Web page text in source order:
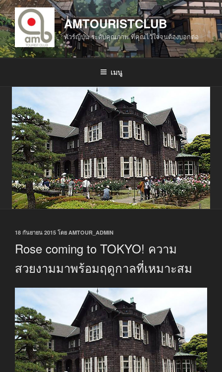
ข้าม
ไป
ยัง
บทความ
AMTOURISTCLUB
ทัวร์ญี่ปุ่น ระดับคุณภาพ ที่คุณไว้ใจจนต้องบอกต่อ
เมนู
เขียน
ที่
18 กันยายน 2015 โดย AMTOUR_ADMIN
Rose coming to TOKYO! ความ
สวยงามมาพร้อมฤดูกาลที่เหมาะสม